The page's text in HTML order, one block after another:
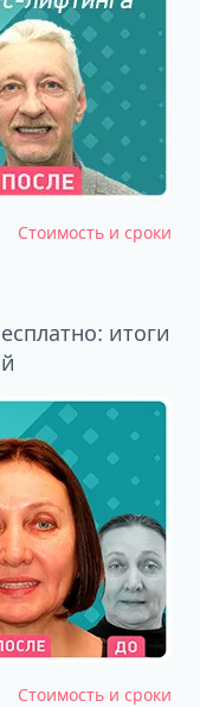
Стоимость и сроки
итоги
Стоимость и сроки